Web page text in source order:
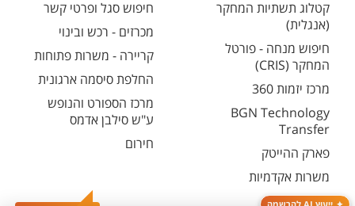
קטלוג תשתיות המחקר
(אנגלית)
חיפוש מנחה - פורטל
המחקר (CRIS)
מרכז יזמות 360
BGN Technology
Transfer
פארק ההייטק
משרות אקדמיות
חיפוש סגל ופרטי קשר
מכרזים - רכש ובינוי
קריירה - משרות פתוחות
החלפת סיסמה ארגונית
מרכז הספורט והנופש
ע"ש סילבן אדמס
חירום